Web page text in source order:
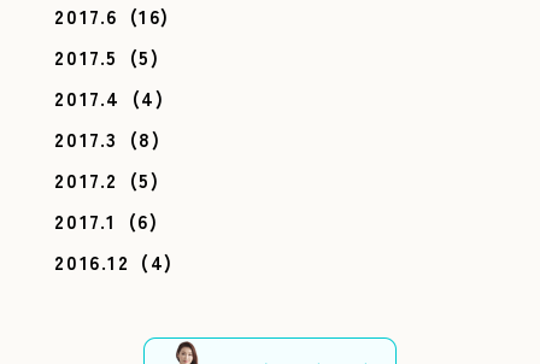
2017.6 (16)
2017.5 (5)
2017.4 (4)
2017.3 (8)
2017.2 (5)
2017.1
(6)
2016.12 (4)